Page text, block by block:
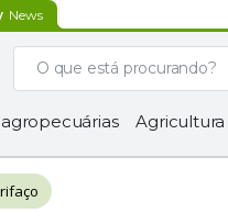
News
Agricultura